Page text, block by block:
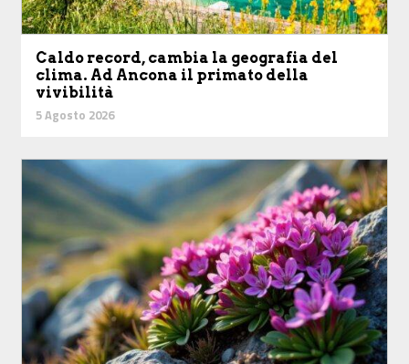
Caldo record, cambia la geografia del
clima. Ad Ancona il primato della
vivibilità
5 Agosto 2026